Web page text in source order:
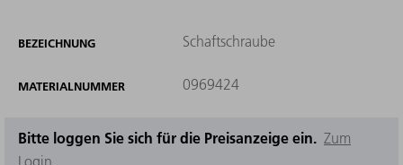
BEZEICHNUNG Schaftschraube
MATERIALNUMMER 0969424
Bitte loggen Sie sich für die Preisanzeige ein. Zum
Login